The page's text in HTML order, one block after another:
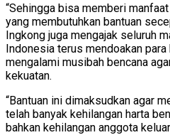
“Sehingga bisa memberi
yang membutuhkan bantuan
Ingkong juga mengajak seluruh
Indonesia terus mendoakan
mengalami musibah bencana
kekuatan.
“Bantuan ini dimaksudkan agar
telah banyak kehilangan harta
bahkan kehilangan anggota